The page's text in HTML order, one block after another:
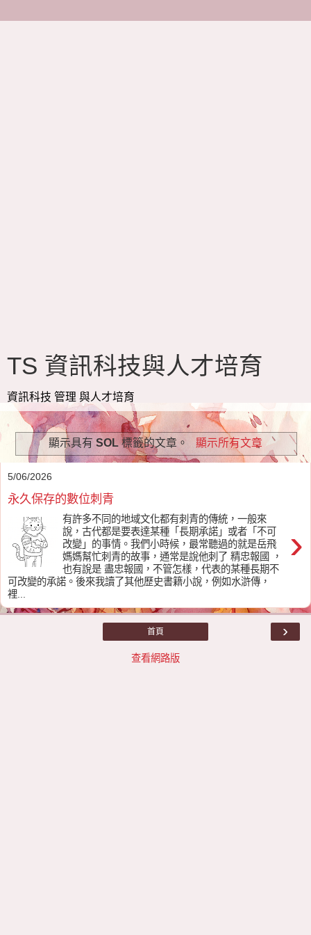
TS 資訊科技與人才培育
資訊科技 管理 與人才培育
顯示具有SOL標籤的文章。 顯示所有文章
5/06/2026
永久保存的數位刺青
›
有許多不同的地域文化都有刺青的傳統，一般來
說，古代都是要表達某種「長期承諾」或者「不可
改變」的事情。我們小時候，最常聽過的就是岳飛
媽媽幫忙刺青的故事，通常是說他刺了 精忠報國 ，
也有說是 盡忠報國，不管怎樣，代表的某種長期不
可改變的承諾。後來我讀了其他歷史書籍小說，例如水滸傳，
裡...
›
首頁
查看網路版